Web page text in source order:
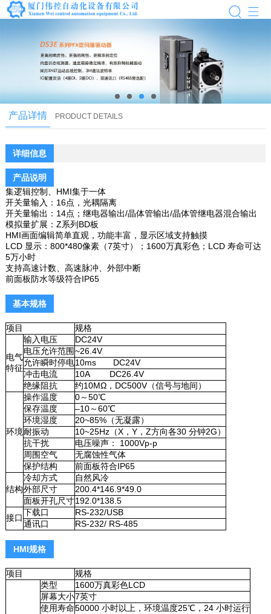
产品详情 PRODUCT DETAILS
详细信息
产品说明
集逻辑控制、HMI集于一体
开关量输入：16点，光耦隔离
开关量输出：14点；继电器输出/晶体管输出/晶体管继电器混合输出
模拟量扩展：Z系列BD板
HMI画面编辑简单直观，功能丰富，显示区域支持触摸
LCD 显示：800*480像素（7英寸）；1600万真彩色；LCD 寿命可达
5万小时
支持高速计数、高速脉冲、外部中断
前面板防水等级符合IP65
基本规格
项目 规格
电气
特征
输入电压
DC24V
电压允许范围~26.4V
允许瞬时停电10ms DC24V
冲击电流
10A DC26.4V
绝缘阻抗
约10MΩ，DC500V（信号与地间）
环境
操作温度
0～50℃
保存温度
–10～60℃
环境湿度
20~85%（无凝露）
耐振动
10~25Hz（X，Y，Z方向各30 分钟2G）
抗干扰
电压噪声： 1000Vp-p
周围空气
无腐蚀性气体
保护结构
前面板符合IP65
结构
冷却方式
自然风冷
外部尺寸
200.4*146.9*49.0
面板开孔尺寸192.0*138.5
接口
下载口
RS-232/USB
通讯口
RS-232/ RS-485
HMI规格
项目 规格
类型
1600万真彩色LCD
屏幕大小7英寸
使用寿命50000 小时以上，环境温度25℃，24 小时运行